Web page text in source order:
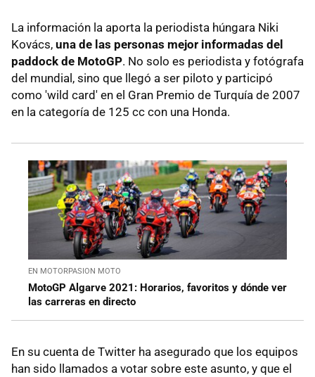
La información la aporta la periodista húngara Niki
Kovács, una de las personas mejor informadas del
paddock de MotoGP. No solo es periodista y fotógrafa
del mundial, sino que llegó a ser piloto y participó
como 'wild card' en el Gran Premio de Turquía de 2007
en la categoría de 125 cc con una Honda.
EN MOTORPASION MOTO
MotoGP Algarve 2021: Horarios, favoritos y dónde ver
las carreras en directo
En su cuenta de Twitter ha asegurado que los equipos
han sido llamados a votar sobre este asunto, y que el